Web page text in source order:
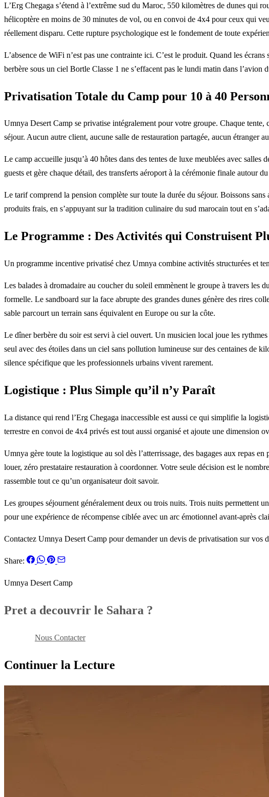
L’Erg Chegaga s’étend à l’extrême sud du Maroc, 550 kilomètres de dunes qui
hélicoptère en moins de 30 minutes de vol, ou en convoi de 4x4 pour ceux qui
réellement disparu. Cette rupture psychologique est le fondement de toute
L’absence de WiFi n’est pas une contrainte ici. C’est le produit. Quand les
berbère sous un ciel Bortle Classe 1 ne s’effacent pas le lundi matin dans l’avion
Privatisation Totale du Camp pour 10 à 40
Umnya Desert Camp se privatise intégralement pour votre groupe. Chaque
séjour. Aucun autre client, aucune salle de restauration partagée, aucun étranger
Le camp accueille jusqu’à 40 hôtes dans des tentes de luxe meublées avec
guests et gère chaque détail, des transferts aéroport à la cérémonie finale autour
Le tarif comprend la pension complète sur toute la durée du séjour. Boissons
produits frais, en s’appuyant sur la tradition culinaire du sud marocain tout en
Le Programme : Des Activités qui Construisent
Un programme incentive privatisé chez Umnya combine activités structurées et
Les balades à dromadaire au coucher du soleil emmènent le groupe à travers les
formelle. Le sandboard sur la face abrupte des grandes dunes génère des rires
sable parcourt un terrain sans équivalent en Europe ou sur la côte.
Le dîner berbère du soir est servi à ciel ouvert. Un musicien local joue les
seul avec des étoiles dans un ciel sans pollution lumineuse sur des centaines de
silence spécifique que les professionnels urbains vivent rarement.
Logistique : Plus Simple qu’il n’y Paraît
La distance qui rend l’Erg Chegaga inaccessible est aussi ce qui simplifie la
terrestre en convoi de 4x4 privés est tout aussi organisé et ajoute une dimension
Umnya gère toute la logistique au sol dès l’atterrissage, des bagages aux repas
louer, zéro prestataire restauration à coordonner. Votre seule décision est le
rassemble tout ce qu’un organisateur doit savoir.
Les groupes séjournent généralement deux ou trois nuits. Trois nuits permettent
pour une expérience de récompense ciblée avec un arc émotionnel avant-après
Contactez Umnya Desert Camp pour demander un devis de privatisation sur vos
Share:
Umnya Desert Camp
Pret a decouvrir le Sahara ?
Nous Contacter
Continuer la Lecture